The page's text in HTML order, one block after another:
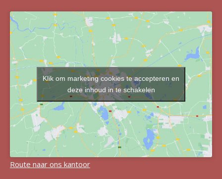
Klik om marketing cookies te accepteren en
deze inhoud in te schakelen
Route naar ons kantoor